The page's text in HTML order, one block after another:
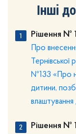
Інші
Рішення №
Про
Тернівської
№133 «Про
дитини,
Рішення №